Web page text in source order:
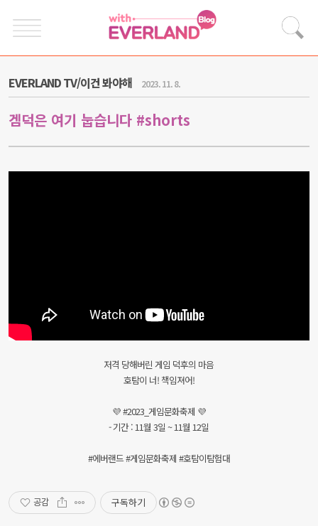
EVERLAND TV/이건 봐야해 2023. 11. 8.
겜덕은 여기 눕습니다 #shorts
저격 당해버린 게임 덕후의 마음
호탐이 너! 책임져어!
💜 #2023_게임문화축제 💜
- 기간 : 11월 3일 ~ 11월 12일
#에버랜드 #게임문화축제 #호탐이탐험대
공감 구독하기